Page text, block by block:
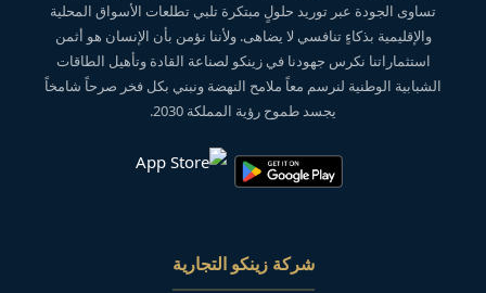
تساوى الجودة عبر توريد حلولٍ مبتكرة تلبي تطلعات الأسواق المحلية
والإقليمية بذكاءٍ تنافسي لا يضاهى. ولأننا نؤمن بأن الإنسان هو أثمن
استثماراتنا نكرس جهودنا في زينكو لصناعة القادة وتأهيل الطاقات
الشبابية الوطنية لنرسم معاً ملامح النهضة ونبني بكل فخر صرحاً شامخاً
يجسد طموح رؤية المملكة 2030.
شركة زينكو التجارية